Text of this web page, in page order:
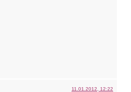
11.01.2012, 12:22